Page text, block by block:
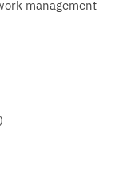
management